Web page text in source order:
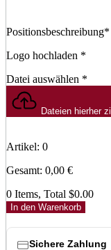
Positionsbeschreibung*
Logo hochladen *
Datei auswählen *
Dateien hierher
Artikel: 0
Gesamt: 0,00 €
0 Items, Total $0.00
In den Warenkorb
Sichere Zahlung